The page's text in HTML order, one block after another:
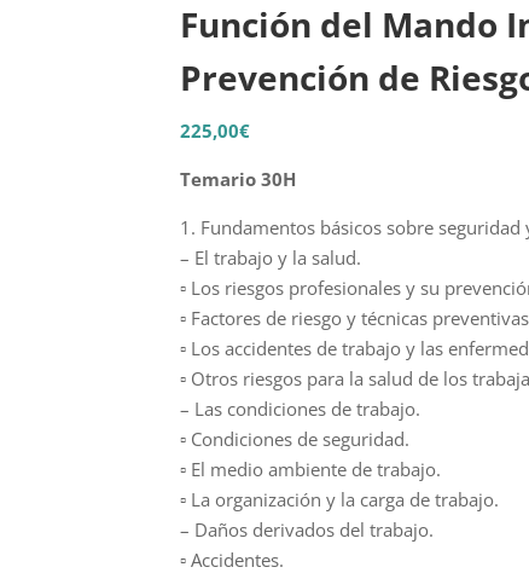
Función del Mando
Prevención de
225,00€
Temario 30H
1. Fundamentos básicos sobre
– El trabajo y la salud.
▫ Los riesgos profesionales y su
▫ Factores de riesgo y técnicas
▫ Los accidentes de trabajo y las
▫ Otros riesgos para la salud de los
– Las condiciones de trabajo.
▫ Condiciones de seguridad.
▫ El medio ambiente de trabajo.
▫ La organización y la carga de trabajo.
– Daños derivados del trabajo.
▫ Accidentes.